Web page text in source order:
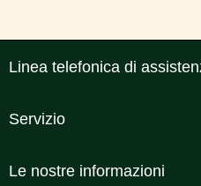
Linea telefonica di
Servizio
Le nostre informazioni